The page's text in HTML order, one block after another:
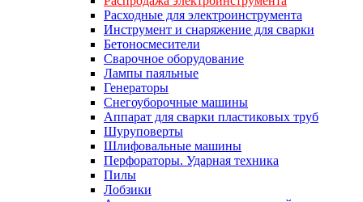
Расходные для электроинструмента
Инструмент и снаряжение для сварки
Бетоносмесители
Сварочное оборудование
Лампы паяльные
Генераторы
Снегоуборочные машины
Аппарат для сварки пластиковых труб
Шуруповерты
Шлифовальные машины
Перфораторы. Ударная техника
Пилы
Лобзики